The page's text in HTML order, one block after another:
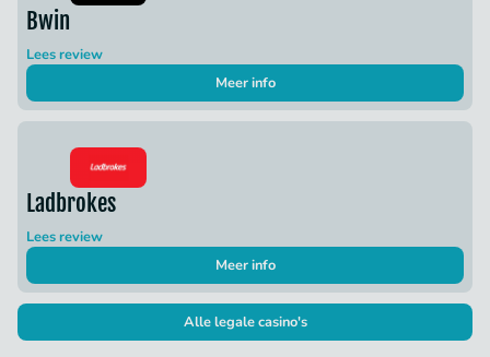
Bwin
Lees review
Meer info
Ladbrokes
Lees review
Meer info
Alle legale casino's